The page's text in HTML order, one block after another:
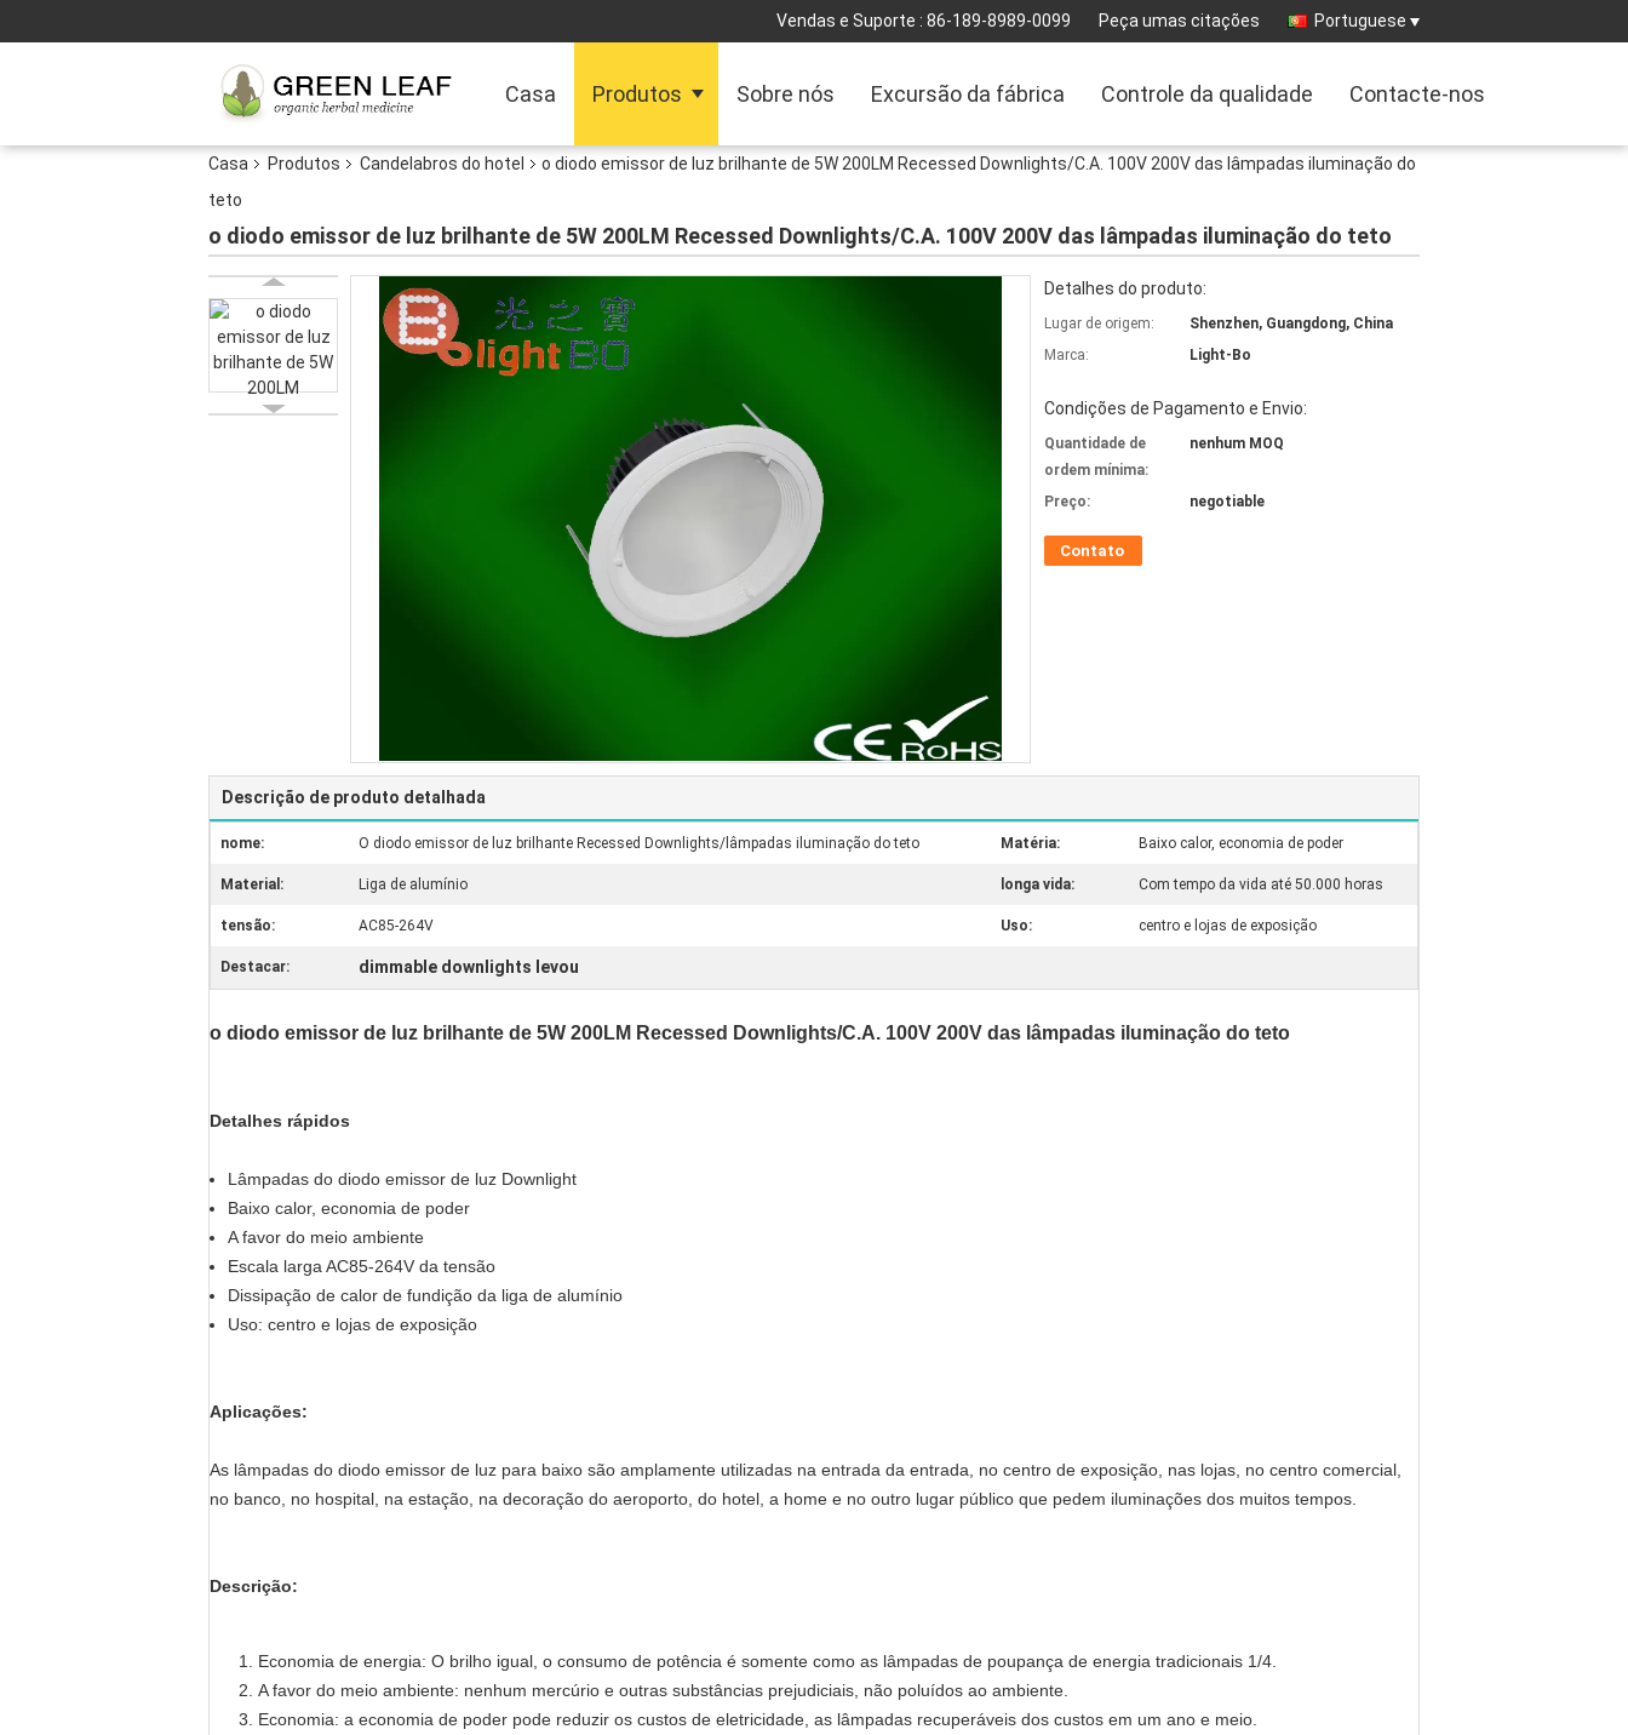
Vendas e Suporte : 86-189-8989-0099 Peça umas citações Portuguese
Casa Produtos Sobre nós Excursão da fábrica Controle da qualidade Contacte-nos
Casa Produtos Candelabros do hotel
o diodo emissor de luz brilhante de 5W 200LM Recessed Downlights/C.A. 100V 200V das lâmpadas iluminação do
teto
o diodo emissor de luz brilhante de 5W 200LM Recessed Downlights/C.A. 100V 200V das lâmpadas iluminação do teto
Detalhes do produto:
Lugar de origem:
Shenzhen, Guangdong, China
Marca:
Light-Bo
Condições de Pagamento e Envio:
Quantidade de
ordem mínima:
nenhum MOQ
Preço: negotiable
Contato
Descrição de produto detalhada
nome: O diodo emissor de luz brilhante Recessed Downlights/lâmpadas iluminação do teto Matéria: Baixo calor, economia de poder
Material: Liga de alumínio longa vida: Com tempo da vida até 50.000 horas
tensão: AC85-264V Uso: centro e lojas de exposição
Destacar: dimmable downlights levou
o diodo emissor de luz brilhante de 5W 200LM Recessed Downlights/C.A. 100V 200V das lâmpadas iluminação do teto
Detalhes rápidos
Lâmpadas do diodo emissor de luz Downlight
Baixo calor, economia de poder
A favor do meio ambiente
Escala larga AC85-264V da tensão
Dissipação de calor de fundição da liga de alumínio
Uso: centro e lojas de exposição
Aplicações:
As lâmpadas do diodo emissor de luz para baixo são amplamente utilizadas na entrada da entrada, no centro de exposição, nas lojas, no centro comercial,
no banco, no hospital, na estação, na decoração do aeroporto, do hotel, a home e no outro lugar público que pedem iluminações dos muitos tempos.
Descrição:
Economia de energia: O brilho igual, o consumo de potência é somente como as lâmpadas de poupança de energia tradicionais 1/4.
A favor do meio ambiente: nenhum mercúrio e outras substâncias prejudiciais, não poluídos ao ambiente.
Economia: a economia de poder pode reduzir os custos de eletricidade, as lâmpadas recuperáveis dos custos em um ano e meio.